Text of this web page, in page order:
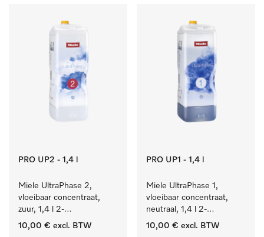
PRO UP2 - 1,4 l
Miele UltraPhase 2,
vloeibaar concentraat,
zuur, 1,4 l 2-
componentenwasmiddel
10,00 € excl. BTW
PRO UP1 - 1,4 l
Miele UltraPhase 1,
vloeibaar concentraat,
neutraal, 1,4 l 2-
componentenwasmiddel
10,00 € excl. BTW